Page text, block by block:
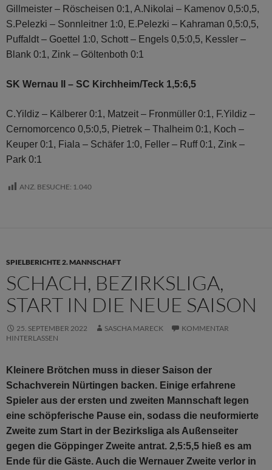
Gillmeister – Röscheisen 0:1, A.Nikolai – Kamenov 0,5:0,5,
S.Pelezki – Sonnleitner 1:0, E.Pelezki – Kahraman 0,5:0,5,
Puffaldt – Goettel 1:0, Schott – Engels 0,5:0,5, Kessler –
Blank 0:1, Zink – Göltenboth 0:1
SK Wernau II – SC Kirchheim/Teck 1,5:6,5
C.Yildiz – Kälberer 0:1, Matzeit – Fronmüller 0:1, F.Yildiz –
Cernomorcenco 0,5:0,5, Pietrek – Thalheim 0:1, Koch –
Keuper 0:1, Fiala – Schäfer 1:0, Feller – Ruff 0:1, Zink –
Park 0:1
ANZ. BESUCHE: 1.040
SPIELBERICHTE 2. MANNSCHAFT
SCHACH, BEZIRKSLIGA,
START IN DIE NEUE SAISON
25. SEPTEMBER 2022 SASCHA MARECK
KOMMENTAR
HINTERLASSEN
Kleinere Brötchen muss in dieser Saison der
Schachverein Nürtingen backen. Einige erfahrene
Spieler aus der ersten und zweiten Mannschaft legen
eine schöpferische Pause ein, sodass die neuformierte
Zweite zum Start in der Bezirksliga als Außenseiter
gegen die Göppinger Zweite antrat. 2,5:5,5 hieß es am
Ende für die Gäste. Auch die Wernauer Zweite verlor in